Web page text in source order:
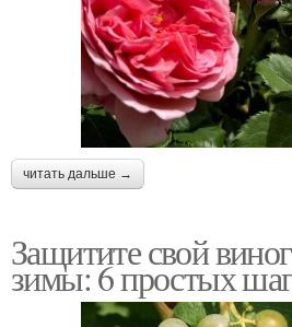
читать дальше →
Защитите свой
зимы: 6 простых